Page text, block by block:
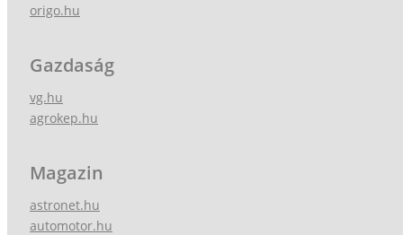
origo.hu
Gazdaság
vg.hu
agrokep.hu
Magazin
astronet.hu
automotor.hu